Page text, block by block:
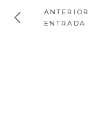
ANTERIOR
ENTRADA